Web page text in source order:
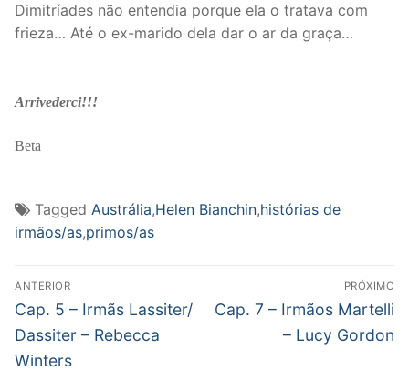
Dimitríades não entendia porque ela o tratava com
frieza… Até o ex-marido dela dar o ar da graça…
Arrivederci!!!
Beta
Tagged Austrália,Helen Bianchin,histórias de
irmãos/as,primos/as
Navegação
de
Post
ANTERIOR
Post
anterior:
Cap. 5 – Irmãs Lassiter/
Dassiter – Rebecca
Winters
PRÓXIMO
Próximo
Cap. 7 – Irmãos Martelli
– Lucy Gordon